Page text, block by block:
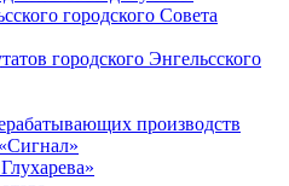
городского Совета
городского Энгельсского
производств